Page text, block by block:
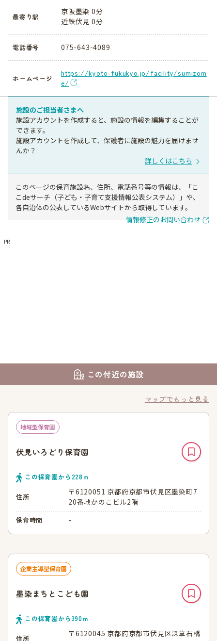
最寄り駅
京阪墨染 0分
近鉄伏見 0分
電話番号 075-643-4089
ホームページ
https://kyoto-fukukyo.jp/facility/sumizom
e/
施設のご担当者さまへ
施設アカウントを作成すると、施設の情報を編集することが
できます。
施設アカウントを作成して、保護者に施設の魅力を届けませ
んか？
詳しくはこちら
このページの保育施設名、住所、電話番号等の情報は、「こ
こdeサーチ（子ども・子育て支援情報公表システム）」や、
各自治体の公表しているWebサイトから取得しています。
情報修正のお問い合わせ
PR
この付近の施設
マップでもっと見る
地域型保育園
伏見いろどり保育園
この保育園から 228ｍ
住所
〒6120051 京都府京都市伏見区墨染町7
20番地かのこビル2階
保育時間 -
企業主導型保育園
墨染まちとこども園
この保育園から390ｍ
住所
〒6120045 京都府京都市伏見区深草石橋